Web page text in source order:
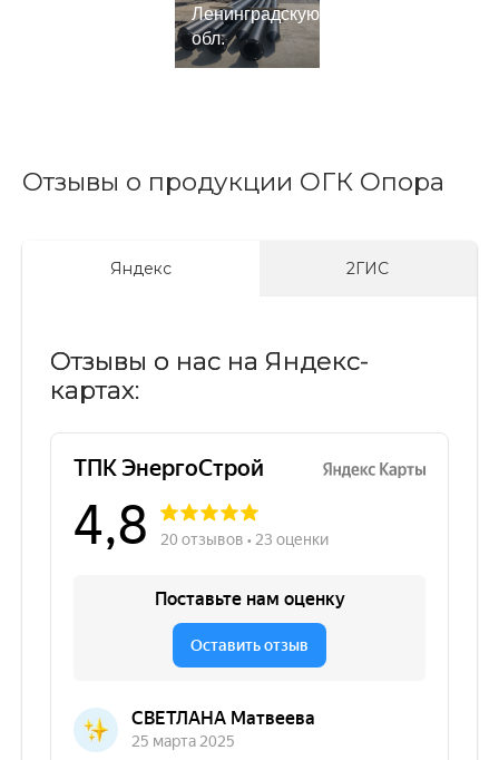
Ленинградскую
обл.
Отзывы о продукции ОГК Опора
Яндекс 2ГИС
Отзывы о нас на Яндекс-
картах: